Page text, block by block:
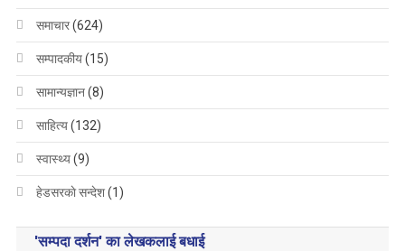
समाचार(624)
सम्पादकीय(15)
सामान्यज्ञान(8)
साहित्य(132)
स्वास्थ्य(9)
हेडसरकाे सन्देश(1)
'सम्पदा दर्शन' का लेखकलाई बधाई